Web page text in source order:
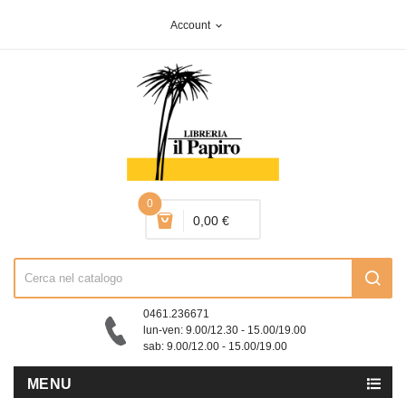
Account expand_more
0
0,00 €
0461.236671
lun-ven: 9.00/12.30 - 15.00/19.00
sab: 9.00/12.00 - 15.00/19.00
MENU